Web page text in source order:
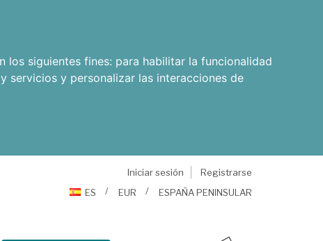
los siguientes fines: para habilitar la funcionalidad
servicios y personalizar las interacciones de
Iniciar sesión
Registrarse
ES
EUR ESPAÑA PENINSULAR